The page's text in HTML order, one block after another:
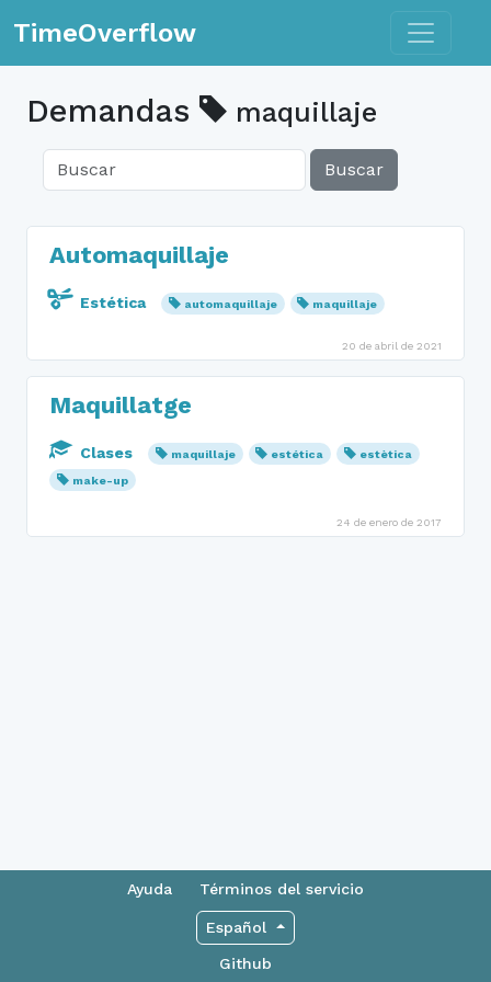
TimeOverflow Toggle
Demandas maquillaje
Buscar
Automaquillaje
Estética automaquillaje maquillaje
20 de abril de 2021
Maquillatge
Clases maquillaje estética
estètica
make-up
24 de enero de 2017
Ayuda Términos del servicio
Español
Github